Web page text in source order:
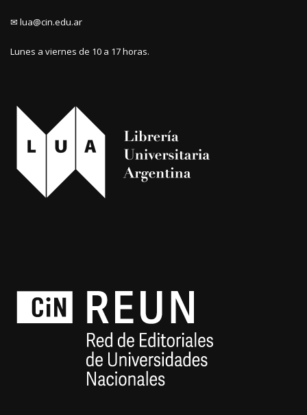
✉ lua@cin.edu.ar
Lunes a viernes de 10 a 17 horas.